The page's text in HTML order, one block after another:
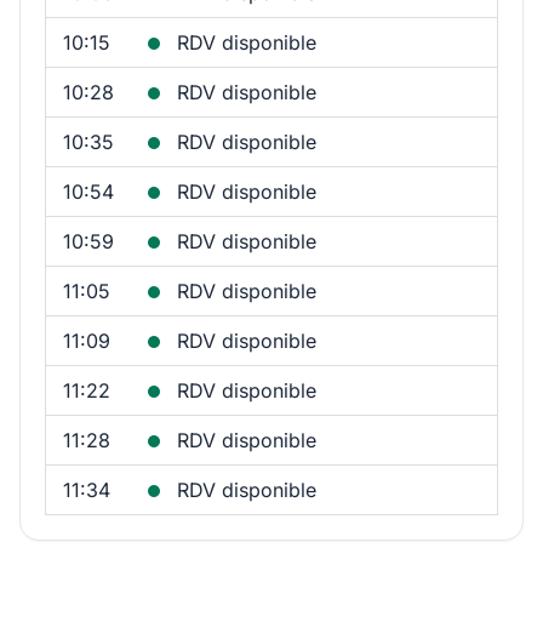
10:15 RDV disponible
10:28 RDV disponible
10:35 RDV disponible
10:54 RDV disponible
10:59 RDV disponible
11:05 RDV disponible
11:09 RDV disponible
11:22 RDV disponible
11:28 RDV disponible
11:34 RDV disponible